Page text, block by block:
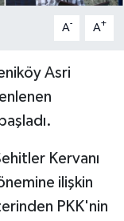
A- A+
Asri
Kervanı
ilişkin
PKK'nin